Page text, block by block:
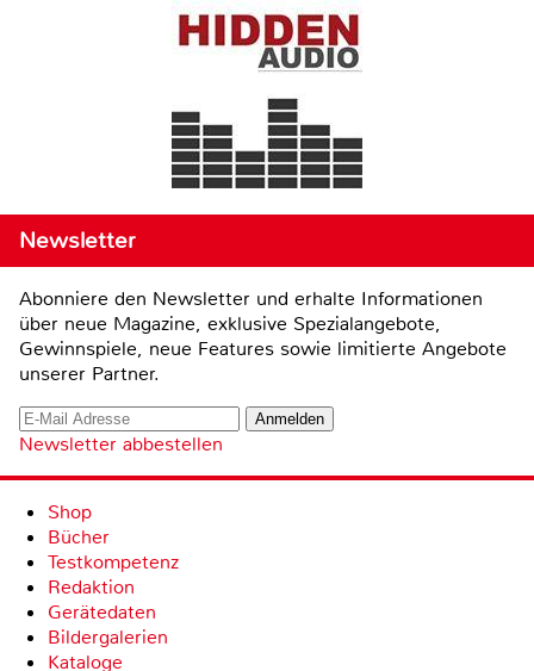
Newsletter
Abonniere den Newsletter und erhalte Informationen
über neue Magazine, exklusive Spezialangebote,
Gewinnspiele, neue Features sowie limitierte Angebote
unserer Partner.
Newsletter abbestellen
Shop
Bücher
Testkompetenz
Redaktion
Gerätedaten
Bildergalerien
Kataloge